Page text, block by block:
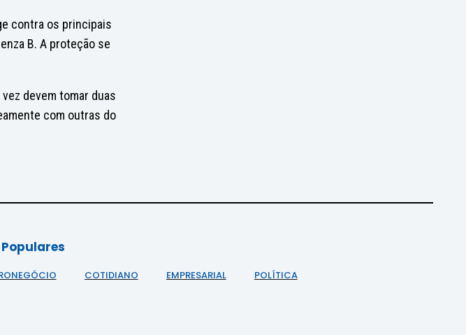
contra os principais
B. A proteção se
devem tomar duas
com outras do
COTIDIANO EMPRESARIAL POLÍTICA